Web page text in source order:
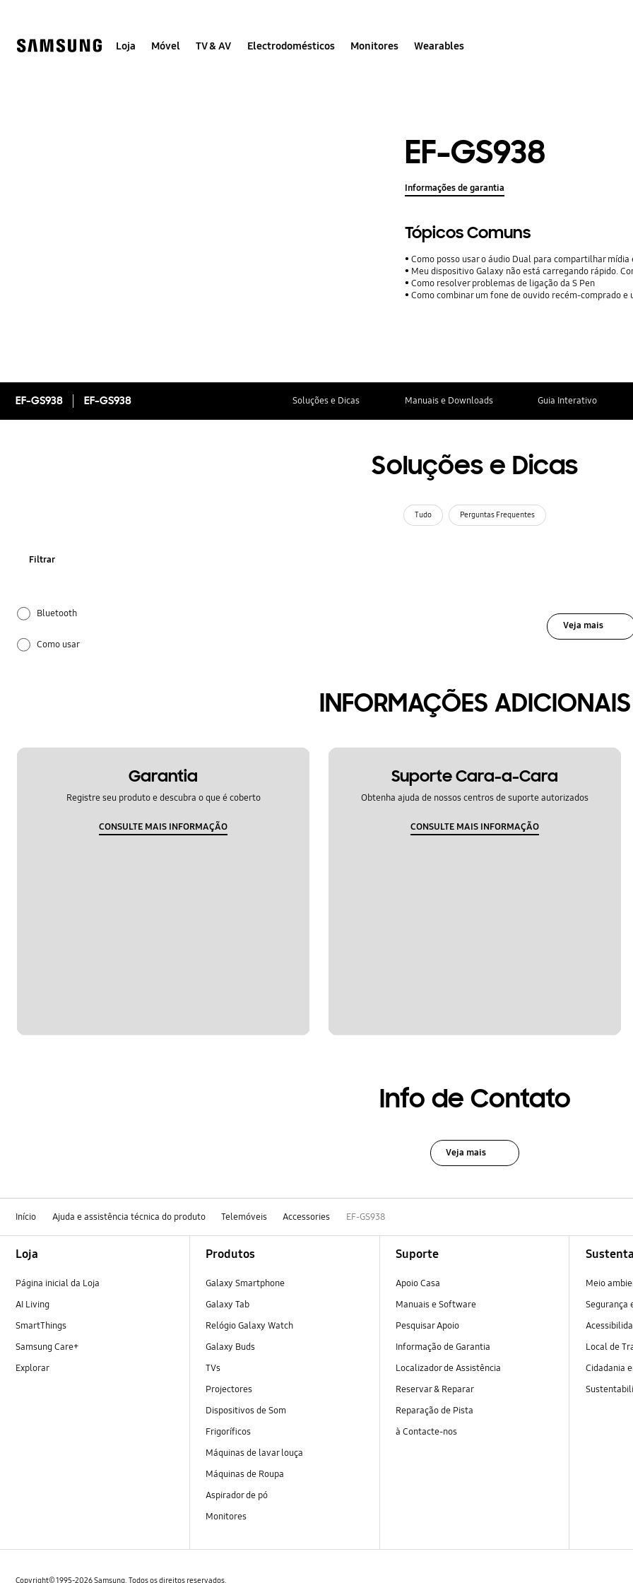
help
Loja Móvel TV & AV Electrodomésticos Monitores Wearables
EF-GS938
Informações de garantia
Tópicos Comuns
Como posso usar o áudio Dual para compartilhar
Meu dispositivo Galaxy não está carregando rápido.
Como resolver problemas de ligação da S Pen
Como combinar um fone de ouvido recém-comprado e
EF-GS938 EF-GS938 Soluções e Dicas Manuais e Downloads Guia Interativo
Soluções e Dicas
Tudo Perguntas Frequentes
Filtrar
Bluetooth
Como usar
samsung app
Veja mais
INFORMAÇÕES ADICIONAIS
Garantia
Registre seu produto e descubra o que é coberto
CONSULTE MAIS INFORMAÇÃO
Suporte Cara-a-Cara
Obtenha ajuda de nossos centros de suporte autorizados
CONSULTE MAIS INFORMAÇÃO
Info de Contato
Veja mais
Início Ajuda e assistência técnica do produto Telemóveis Accessories EF-GS938
Loja
Página inicial da Loja
AI Living
SmartThings
Samsung Care+
Explorar
Produtos
Galaxy Smartphone
Galaxy Tab
Relógio Galaxy Watch
Galaxy Buds
TVs
Projectores
Dispositivos de Som
Frigoríficos
Máquinas de lavar louça
Máquinas de Roupa
Aspirador de pó
Monitores
Suporte
Apoio Casa
Manuais e Software
Pesquisar Apoio
Informação de Garantia
Localizador de Assistência
Reservar & Reparar
Reparação de Pista
à Contacte-nos
Meio
Segurança
Local de
Cidadania
Copyright© 1995-2026 Samsung. Todos os direitos reservados.